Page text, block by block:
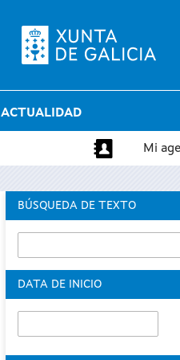
ACTUALIDAD
Mi
BÚSQUEDA DE TEXTO
DATA DE INICIO
de